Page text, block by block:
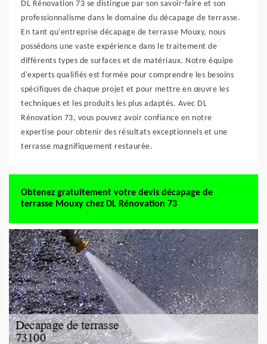
DL Rénovation 73 se distingue par son savoir-faire et son
professionnalisme dans le domaine du décapage de terrasse.
En tant qu'entreprise décapage de terrasse Mouxy, nous
possédons une vaste expérience dans le traitement de
différents types de surfaces et de matériaux. Notre équipe
d'experts qualifiés est formée pour comprendre les besoins
spécifiques de chaque projet et pour mettre en œuvre les
techniques et les produits les plus adaptés. Avec DL
Rénovation 73, vous pouvez avoir confiance en notre
expertise pour obtenir des résultats exceptionnels et une
terrasse magnifiquement restaurée.
Obtenez gratuitement votre devis décapage de
terrasse Mouxy chez DL Rénovation 73